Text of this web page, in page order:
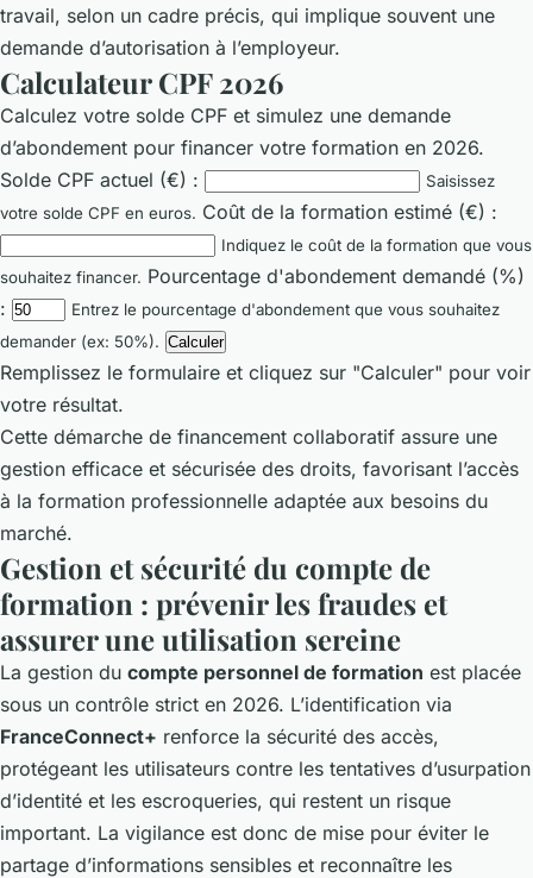
travail, selon un cadre précis, qui implique souvent une
demande d’autorisation à l’employeur.
Calculateur CPF 2026
Calculez votre solde CPF et simulez une demande
d’abondement pour financer votre formation en 2026.
Solde CPF actuel (€) :
Saisissez
votre solde CPF en euros. Coût de la formation estimé (€) :
Indiquez le coût de la formation que vous
souhaitez financer. Pourcentage d'abondement demandé (%)
:
Entrez le pourcentage d'abondement que vous souhaitez
demander (ex: 50%). Calculer
Remplissez le formulaire et cliquez sur "Calculer" pour voir
votre résultat.
Cette démarche de financement collaboratif assure une
gestion efficace et sécurisée des droits, favorisant l’accès
à la formation professionnelle adaptée aux besoins du
marché.
Gestion et sécurité du compte de
formation : prévenir les fraudes et
assurer une utilisation sereine
La gestion du compte personnel de formation est placée
sous un contrôle strict en 2026. L’identification via
FranceConnect+ renforce la sécurité des accès,
protégeant les utilisateurs contre les tentatives d’usurpation
d’identité et les escroqueries, qui restent un risque
important. La vigilance est donc de mise pour éviter le
partage d’informations sensibles et reconnaître les